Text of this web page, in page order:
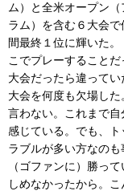
ム）と全米オープン
ラム）を含む６大会
間最終１位に輝いた
こでプレーすること
大会だったら違って
大会を何度も欠場し
言わない。これまで
感じている。でも、
ラブルが多い方なの
（ゴファンに）勝っ
しめなかったから。